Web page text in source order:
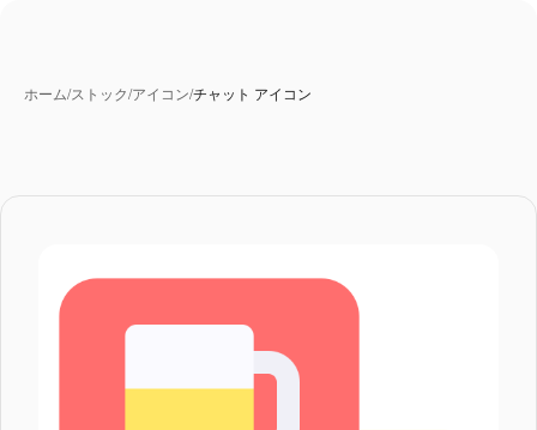
ホーム/ストック/アイコン/チャット アイコン